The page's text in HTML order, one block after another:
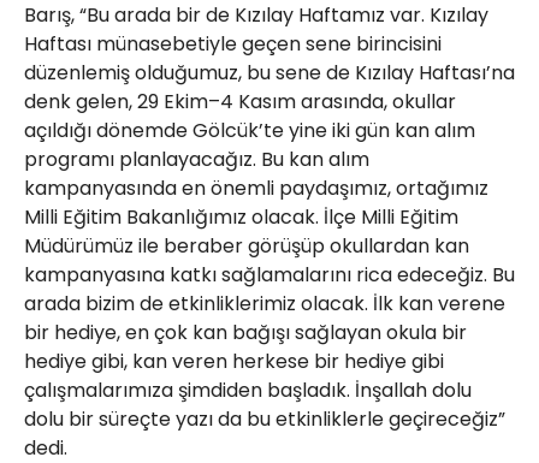
Barış, “Bu arada bir de Kızılay Haftamız var. Kızılay
Haftası münasebetiyle geçen sene birincisini
düzenlemiş olduğumuz, bu sene de Kızılay Haftası’na
denk gelen, 29 Ekim–4 Kasım arasında, okullar
açıldığı dönemde Gölcük’te yine iki gün kan alım
programı planlayacağız. Bu kan alım
kampanyasında en önemli paydaşımız, ortağımız
Milli Eğitim Bakanlığımız olacak. İlçe Milli Eğitim
Müdürümüz ile beraber görüşüp okullardan kan
kampanyasına katkı sağlamalarını rica edeceğiz. Bu
arada bizim de etkinliklerimiz olacak. İlk kan verene
bir hediye, en çok kan bağışı sağlayan okula bir
hediye gibi, kan veren herkese bir hediye gibi
çalışmalarımıza şimdiden başladık. İnşallah dolu
dolu bir süreçte yazı da bu etkinliklerle geçireceğiz”
dedi.